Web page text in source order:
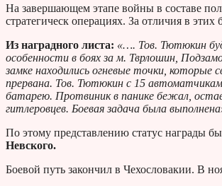
На завершающем этапе войны в составе
стратегическ операциях. За отличия в
Из наградного листа: «…. Тов. Тютюкин
особенности в боях за м. Тврлошин,
замке находились огневые точки,
прервана. Тов. Тютюкин с 15
батарею. Протвиник в панике бежал,
гитлеровцев. Боевая задача была
По этому представлению статус награды
Невского.
Боевой путь закончил в Чехословакии. В